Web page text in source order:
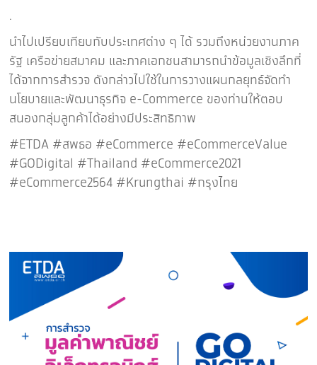
.
นำไปเปรียบเทียบกับประเทศต่าง ๆ ได้ รวมถึงหน่วยงานภาค
รัฐ เครือข่ายสมาคม และภาคเอกชนสามารถนำข้อมูลเชิงลึกที่
ได้จากการสำรวจ ดังกล่าวไปใช้ในการวางแผนกลยุทธ์จัดทำ
นโยบายและพัฒนาธุรกิจ e-Commerce ของท่านให้ตอบ
สนองกลุ่มลูกค้าได้อย่างมีประสิทธิภาพ
#ETDA #สพธอ #eCommerce #eCommerceValue
#GODigital #Thailand #eCommerce2021
#eCommerce2564 #Krungthai #กรุงไทย